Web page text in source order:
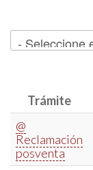
Trámite
@
Reclamación
posventa